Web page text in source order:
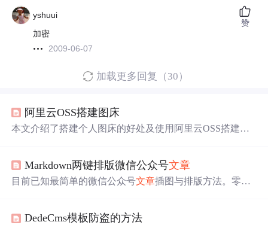
yshuui
加密
2009-06-07
赞
加载更多回复（30）
阿里云OSS搭建图床
本文介绍了搭建个人图床的好处及使用阿里云OSS搭建图
用PicGo上传图片并配置图床，还提及使用方法和保存acce
sskey的注意事项。
Markdown两键排版微信公众号文章
目前已知最简单的微信公众号文章插图与排版方法。零基
读者欢迎。简书平台上该文的统计数据如下： 在留言和私
DedeCms模板防盗的方法